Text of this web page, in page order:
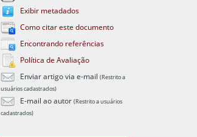
Exibir metadados
Como citar este documento
Encontrando referências
Política de Avaliação
Enviar artigo via e-mail(Restrito a
usuários cadastrados)
E-mail ao autor(Restrito a usuários
cadastrados)